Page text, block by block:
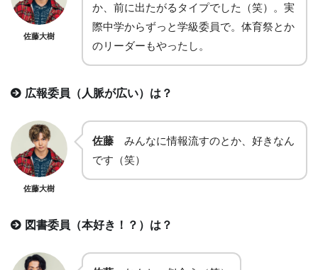
佐藤大樹
か、前に出たがるタイプでした（笑）。実
際中学からずっと学級委員で。体育祭とか
のリーダーもやったし。
広報委員（人脈が広い）は？
佐藤大樹
佐藤 みんなに情報流すのとか、好きなん
です（笑）
図書委員（本好き！？）は？